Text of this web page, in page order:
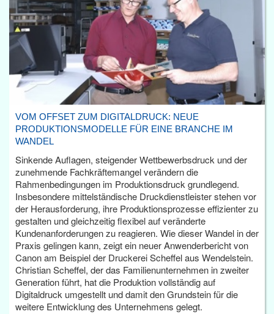
VOM OFFSET ZUM DIGITALDRUCK: NEUE
PRODUKTIONSMODELLE FÜR EINE BRANCHE IM
WANDEL
Sinkende Auflagen, steigender Wettbewerbsdruck und der
zunehmende Fachkräftemangel verändern die
Rahmenbedingungen im Produktionsdruck grundlegend.
Insbesondere mittelständische Druckdienstleister stehen vor
der Herausforderung, ihre Produktionsprozesse effizienter zu
gestalten und gleichzeitig flexibel auf veränderte
Kundenanforderungen zu reagieren. Wie dieser Wandel in der
Praxis gelingen kann, zeigt ein neuer Anwenderbericht von
Canon am Beispiel der Druckerei Scheffel aus Wendelstein.
Christian Scheffel, der das Familienunternehmen in zweiter
Generation führt, hat die Produktion vollständig auf
Digitaldruck umgestellt und damit den Grundstein für die
weitere Entwicklung des Unternehmens gelegt.